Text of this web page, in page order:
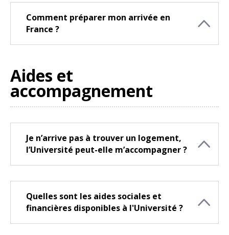
Comment préparer mon arrivée en
France ?
Aides et
accompagnement
Je n’arrive pas à trouver un logement,
l’Université peut-elle m’accompagner ?
Quelles sont les aides sociales et
financières disponibles à l'Université ?